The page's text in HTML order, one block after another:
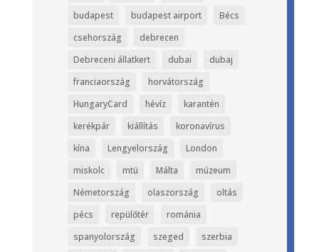
budapest
budapest airport
Bécs
csehország
debrecen
Debreceni állatkert
dubai
dubaj
franciaország
horvátország
HungaryCard
hévíz
karantén
kerékpár
kiállítás
koronavírus
kína
Lengyelország
London
miskolc
mtü Málta
múzeum
Németország
olaszország
oltás
pécs
repülőtér
románia
spanyolország
szeged
szerbia